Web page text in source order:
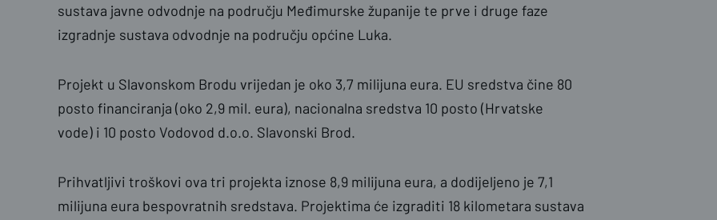
sustava javne odvodnje na području Međimurske županije te prve i druge faze
izgradnje sustava odvodnje na području općine Luka.
Projekt u Slavonskom Brodu vrijedan je oko 3,7 milijuna eura. EU sredstva čine 80
posto financiranja (oko 2,9 mil. eura), nacionalna sredstva 10 posto (Hrvatske
vode) i 10 posto Vodovod d.o.o. Slavonski Brod.
Prihvatljivi troškovi ova tri projekta iznose 8,9 milijuna eura, a dodijeljeno je 7,1
milijuna eura bespovratnih sredstava. Projektima će izgraditi 18 kilometara sustava